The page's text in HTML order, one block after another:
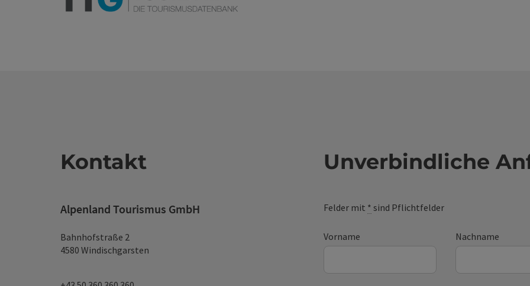
Kontakt
Alpenland Tourismus GmbH
Bahnhofstraße 2
4580 Windischgarsten
Unverbindliche
Felder mit * sind Pflichtfelder
Vorname Nachname